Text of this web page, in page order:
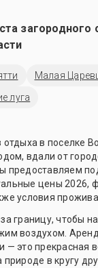
загородного
Малая
луга
отдыха в поселке
вдали от
предоставляем
цены 2026,
условия
границу, чтобы
воздухом.
— это прекрасная
природе в кругу